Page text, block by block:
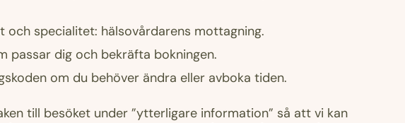
och specialitet: hälsovårdarens mottagning.
passar dig och bekräfta bokningen.
om du behöver ändra eller avboka tiden.
till besöket under ”ytterligare information” så att vi kan